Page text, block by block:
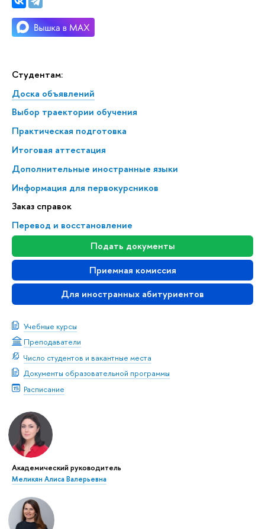
Студентам:
Доска объявлений
Выбор траектории обучения
Практическая подготовка
Итоговая аттестация
Дополнительные иностранные языки
Информация для первокурсников
Заказ справок
Перевод и восстановление
Подать документы
Приемная комиссия
Для иностранных абитуриентов
Учебные курсы
Преподаватели
Число студентов и вакантные места
Документы образовательной программы
Расписание
Академический руководитель
Меликян Алиса Валерьевна